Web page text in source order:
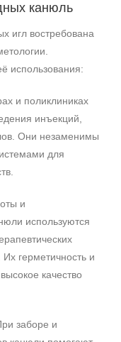
канюль
игл востребована
использования:
и поликлиниках
инъекций,
Они незаменимы
для
и
используются
Их герметичность и
качество
заборе и